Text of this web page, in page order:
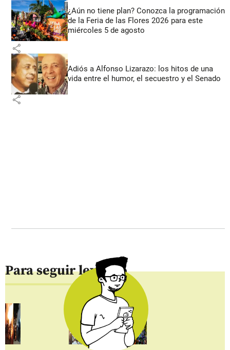
¿Aún no tiene plan? Conozca la programación
de la Feria de las Flores 2026 para este
miércoles 5 de agosto
share
Adiós a Alfonso Lizarazo: los hitos de una
vida entre el humor, el secuestro y el Senado
share
Para seguir leyendo